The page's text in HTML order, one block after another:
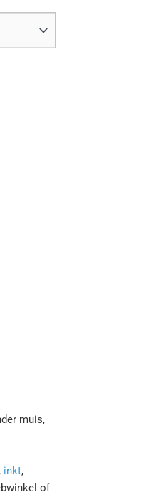
muis,
, inkt,
of